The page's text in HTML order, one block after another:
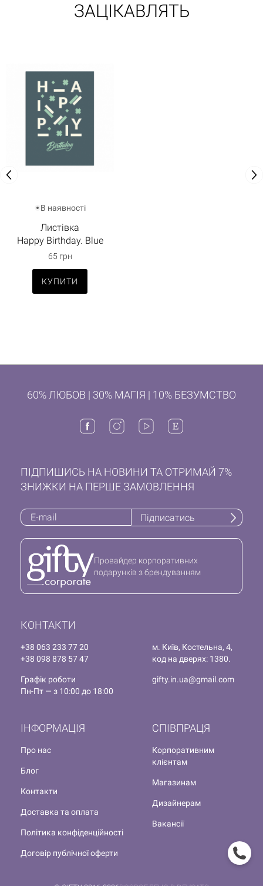
ЗАЦІКАВЛЯТЬ
В наявності
Листівка
Happy Birthday. Blue
65 грн
КУПИТИ
60% ЛЮБОВ | 30% МАГІЯ | 10% БЕЗУМСТВО
КОНТАКТИ
+38 063 233 77 20
+38 098 878 57 47
м. Київ, Костельна, 4,
код на дверях: 1380.
Графік роботи
Пн-Пт — з 10:00 до 18:00
gifty.in.ua@gmail.com
СПІВПРАЦЯ
Корпоративним
клієнтам
Магазинам
Дизайнерам
Вакансії
ІНФОРМАЦІЯ
Про нас
Блог
Контакти
Доставка та оплата
Політика конфіденційності
Договір публічної оферти
ПІДПИШИСЬ НА НОВИНИ ТА ОТРИМАЙ 7%
ЗНИЖКИ НА ПЕРШЕ ЗАМОВЛЕННЯ
Підписатись
Провайдер корпоративних
подарунків з брендуванням